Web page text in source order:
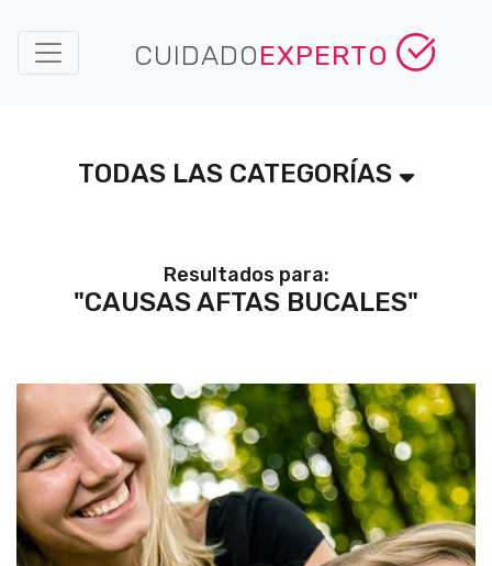
CUIDADOEXPERTO
TODAS LAS CATEGORÍAS
Resultados para:
"CAUSAS AFTAS BUCALES"